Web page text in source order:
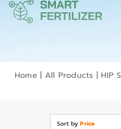
Home | All Products | HIP
Sort byPrice